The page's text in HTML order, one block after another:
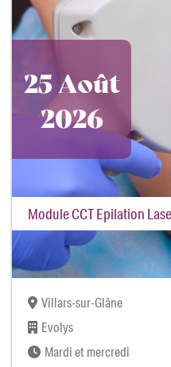
25 Août
2026
Module CCT Epilation
Villars-sur-Glâne
Evolys
Mardi et mercredi